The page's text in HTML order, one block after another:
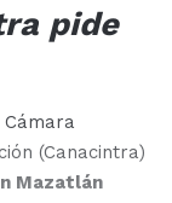
pide
(Canacintra)
Mazatlán